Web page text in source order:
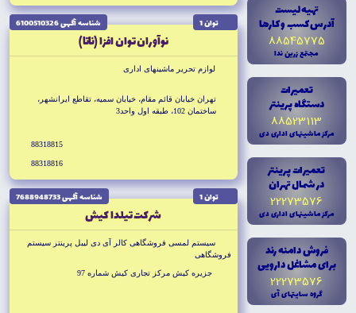
تهيه ليست
آدرس کسب و کارها
88545775
مجتمع زرين ندا
تعميرات
دستگاه پرينتر
88523113
مرکز ماشينهاى ادارى دى
تعميرات پرينتر
در شمال تهران
22273576
مرکز ماشينهاى ادارى دى
فروش دامنه رند
براى مشاغل دارويى
22273576
گروه سايتهاى آى
توان 1 شناسه آگهى 6100510326
نوآوران توان افزا (ناتا)
لوازم تحرير ماشينهاى ادارى
تهران خيابان قائم مقام، خيابان سميه، تقاطع ايرانشهر،
ساختمان 102، طبقه اول واحد3
88318815
88318816
توان 1 شناسه آگهى 7688948733
شركت تيلدا كيش
سيستم لمسى فروشگاهى كالر آى دى ليبل پرينتر سيستم
فروشگاهى
جزيره كيش مركز تجارى كيش شماره 97